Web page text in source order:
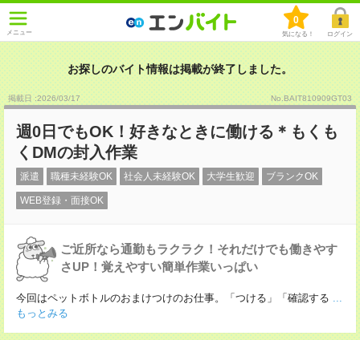
メニュー
0
気になる！ ログイン
お探しのバイト情報は掲載が終了しました。
掲載日 :2026/03/17 No.BAIT810909GT03
週0日でもOK！好きなときに働ける＊もくも
くDMの封入作業
派遣 職種未経験OK 社会人未経験OK 大学生歓迎 ブランクOK
WEB登録・面接OK
ご近所なら通勤もラクラク！それだけでも働きやす
さUP！覚えやすい簡単作業いっぱい
今回はペットボトルのおまけつけのお仕事。「つける」「確認する ...
もっとみる